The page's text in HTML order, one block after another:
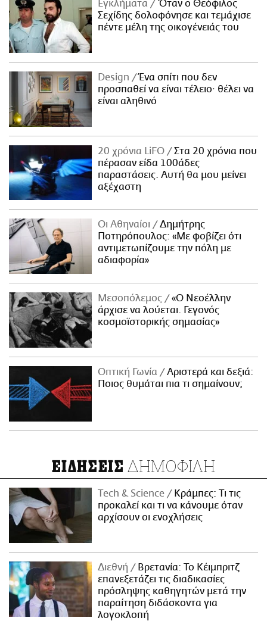
Εγκλήματα
Όταν ο Θεόφιλος
Σεχίδης δολοφόνησε και τεμάχισε
πέντε μέλη της οικογένειάς του
Design
Ένα σπίτι που δεν
προσπαθεί να είναι τέλειο· θέλει να
είναι αληθινό
20 χρόνια LiFO
Στα 20 χρόνια που
πέρασαν είδα 100άδες
παραστάσεις. Αυτή θα μου μείνει
αξέχαστη
Οι Αθηναίοι
Δημήτρης
Ποτηρόπουλος: «Με φοβίζει ότι
αντιμετωπίζουμε την πόλη με
αδιαφορία»
Μεσοπόλεμος
«Ο Νεοέλλην
άρχισε να λούεται. Γεγονός
κοσμοϊστορικής σημασίας»
Οπτική Γωνία
Αριστερά και δεξιά:
Ποιος θυμάται πια τι σημαίνουν;
ΕΙΔΗΣΕΙΣ ΔΗΜΟΦΙΛΗ
Τech & Science
Κράμπες: Τι τις
προκαλεί και τι να κάνουμε όταν
αρχίσουν οι ενοχλήσεις
Διεθνή
Βρετανία: Το Κέιμπριτζ
επανεξετάζει τις διαδικασίες
πρόσληψης καθηγητών μετά την
παραίτηση διδάσκοντα για
λογοκλοπή